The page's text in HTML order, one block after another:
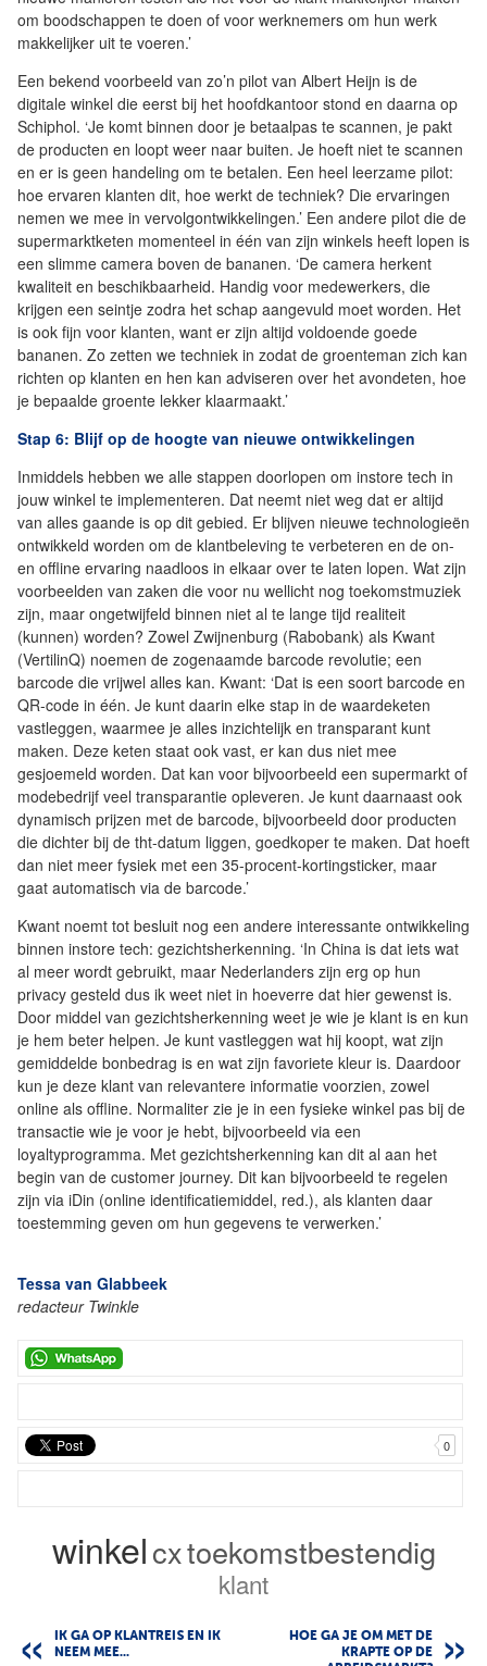
om boodschappen te doen of voor werknemers om hun werk
makkelijker uit te voeren.’
Een bekend voorbeeld van zo’n pilot van Albert Heijn is de
digitale winkel die eerst bij het hoofdkantoor stond en daarna op
Schiphol. ‘Je komt binnen door je betaalpas te scannen, je pakt
de producten en loopt weer naar buiten. Je hoeft niet te scannen
en er is geen handeling om te betalen. Een heel leerzame pilot:
hoe ervaren klanten dit, hoe werkt de techniek? Die ervaringen
nemen we mee in vervolgontwikkelingen.’ Een andere pilot die de
supermarktketen momenteel in één van zijn winkels heeft lopen is
een slimme camera boven de bananen. ‘De camera herkent
kwaliteit en beschikbaarheid. Handig voor medewerkers, die
krijgen een seintje zodra het schap aangevuld moet worden. Het
is ook fijn voor klanten, want er zijn altijd voldoende goede
bananen. Zo zetten we techniek in zodat de groenteman zich kan
richten op klanten en hen kan adviseren over het avondeten, hoe
je bepaalde groente lekker klaarmaakt.’
Stap 6: Blijf op de hoogte van nieuwe ontwikkelingen
Inmiddels hebben we alle stappen doorlopen om instore tech in
jouw winkel te implementeren. Dat neemt niet weg dat er altijd
van alles gaande is op dit gebied. Er blijven nieuwe technologieën
ontwikkeld worden om de klantbeleving te verbeteren en de on-
en offline ervaring naadloos in elkaar over te laten lopen. Wat zijn
voorbeelden van zaken die voor nu wellicht nog toekomstmuziek
zijn, maar ongetwijfeld binnen niet al te lange tijd realiteit
(kunnen) worden? Zowel Zwijnenburg (Rabobank) als Kwant
(VertilinQ) noemen de zogenaamde barcode revolutie; een
barcode die vrijwel alles kan. Kwant: ‘Dat is een soort barcode en
QR-code in één. Je kunt daarin elke stap in de waardeketen
vastleggen, waarmee je alles inzichtelijk en transparant kunt
maken. Deze keten staat ook vast, er kan dus niet mee
gesjoemeld worden. Dat kan voor bijvoorbeeld een supermarkt of
modebedrijf veel transparantie opleveren. Je kunt daarnaast ook
dynamisch prijzen met de barcode, bijvoorbeeld door producten
die dichter bij de tht-datum liggen, goedkoper te maken. Dat hoeft
dan niet meer fysiek met een 35-procent-kortingsticker, maar
gaat automatisch via de barcode.’
Kwant noemt tot besluit nog een andere interessante ontwikkeling
binnen instore tech: gezichtsherkenning. ‘In China is dat iets wat
al meer wordt gebruikt, maar Nederlanders zijn erg op hun
privacy gesteld dus ik weet niet in hoeverre dat hier gewenst is.
Door middel van gezichtsherkenning weet je wie je klant is en kun
je hem beter helpen. Je kunt vastleggen wat hij koopt, wat zijn
gemiddelde bonbedrag is en wat zijn favoriete kleur is. Daardoor
kun je deze klant van relevantere informatie voorzien, zowel
online als offline. Normaliter zie je in een fysieke winkel pas bij de
transactie wie je voor je hebt, bijvoorbeeld via een
loyaltyprogramma. Met gezichtsherkenning kan dit al aan het
begin van de customer journey. Dit kan bijvoorbeeld te regelen
zijn via iDin (online identificatiemiddel, red.), als klanten daar
toestemming geven om hun gegevens te verwerken.’
Tessa van Glabbeek
redacteur Twinkle
0
winkelcxtoekomstbestendig
klant
IK GA OP KLANTREIS EN IK
NEEM MEE...
HOE GA JE OM MET DE
KRAPTE OP DE